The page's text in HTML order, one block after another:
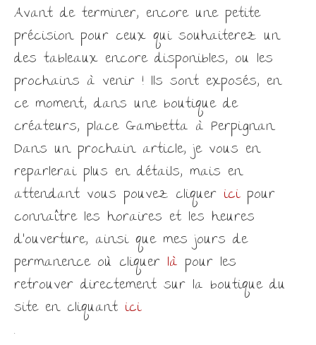
Avant de terminer, encore une petite
précision pour ceux qui souhaiterez un
des tableaux encore disponibles, ou les
prochains à venir ! Ils sont exposés, en
ce moment, dans une boutique de
créateurs, place Gambetta à Perpignan.
Dans un prochain article, je vous en
reparlerai plus en détails, mais en
attendant vous pouvez cliquer icipour
connaître les horaires et les heures
d’ouverture, ainsi que mes jours de
permanence où cliquer là pour les
retrouver directement sur la boutique du
site en cliquant ici
.